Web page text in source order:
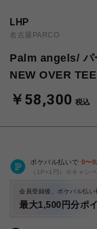
LHP
名古屋PARCO
Palm angels/ パ
NEW OVER TEE
￥58,300 税込
ポケパル払いで 0〜0
（1P=1円）※キャンペ
会員登録後、ポケパル払
最大1,500円分ポ